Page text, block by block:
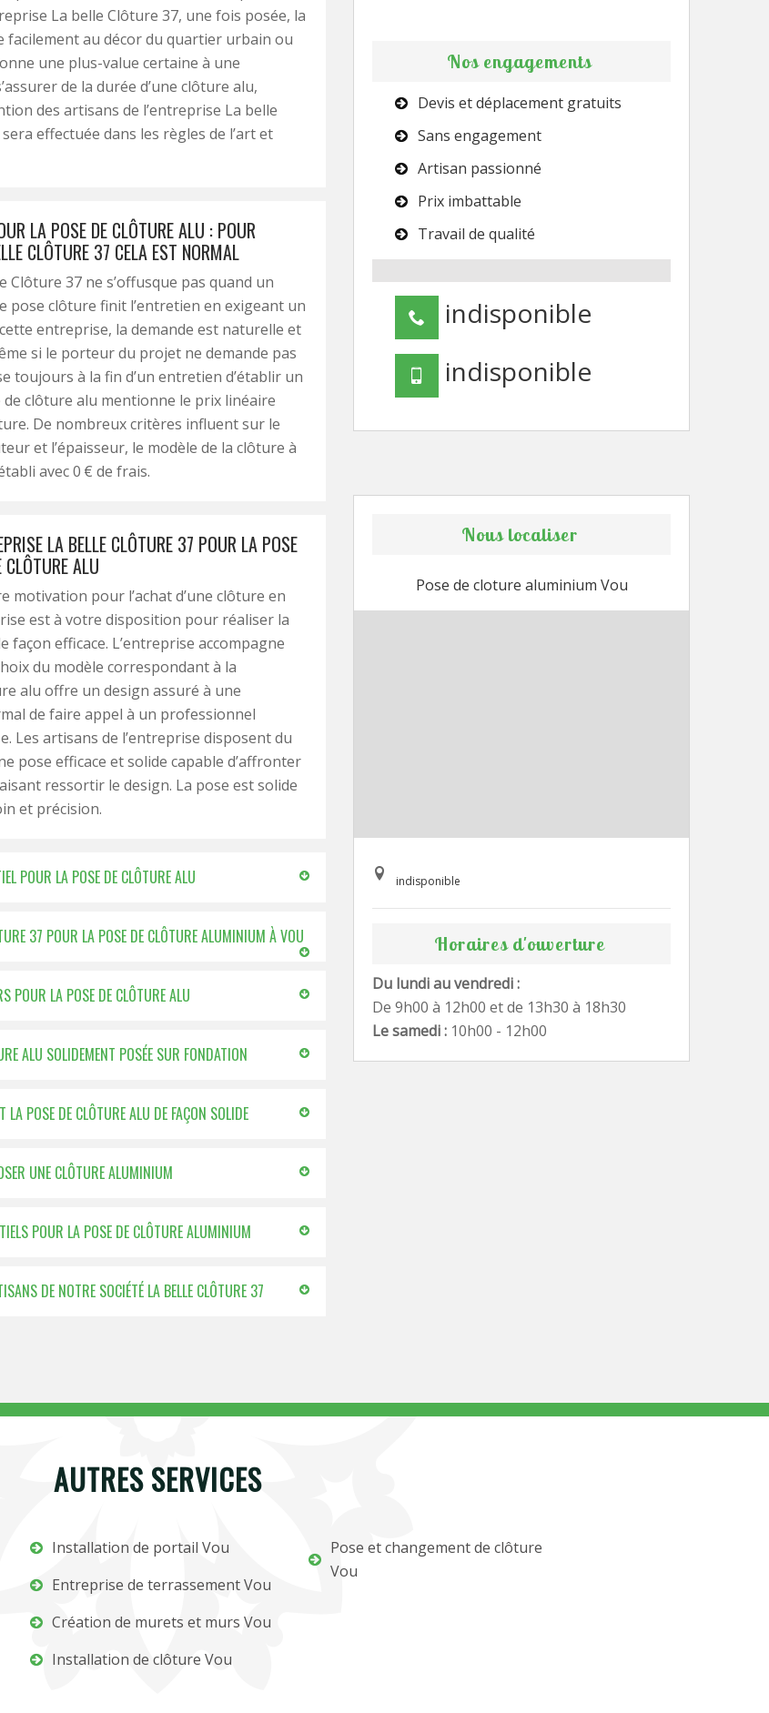
La belle Clôture 37, une fois posée, la
facilement au décor du quartier urbain ou
une plus-value certaine à une
de la durée d’une clôture alu,
des artisans de l’entreprise La belle
effectuée dans les règles de l’art et
LA POSE DE CLÔTURE ALU : POUR
CLÔTURE 37 CELA EST NORMAL
Clôture 37 ne s’offusque pas quand un
pose clôture finit l’entretien en exigeant un
entreprise, la demande est naturelle et
si le porteur du projet ne demande pas
toujours à la fin d’un entretien d’établir un
de clôture alu mentionne le prix linéaire
De nombreux critères influent sur le
et l’épaisseur, le modèle de la clôture à
avec 0 € de frais.
LA BELLE CLÔTURE 37 POUR LA POSE
CLÔTURE ALU
motivation pour l’achat d’une clôture en
est à votre disposition pour réaliser la
façon efficace. L’entreprise accompagne
du modèle correspondant à la
alu offre un design assuré à une
de faire appel à un professionnel
Les artisans de l’entreprise disposent du
pose efficace et solide capable d’affronter
ressortir le design. La pose est solide
et précision.
POUR LA POSE DE CLÔTURE ALU
37 POUR LA POSE DE CLÔTURE ALUMINIUM À VOU
POUR LA POSE DE CLÔTURE ALU
ALU SOLIDEMENT POSÉE SUR FONDATION
POSE DE CLÔTURE ALU DE FAÇON SOLIDE
UNE CLÔTURE ALUMINIUM
POUR LA POSE DE CLÔTURE ALUMINIUM
DE NOTRE SOCIÉTÉ LA BELLE CLÔTURE 37
Nos engagements
Devis et déplacement gratuits
Sans engagement
Artisan passionné
Prix imbattable
Travail de qualité
indisponible
indisponible
Nous localiser
Pose de cloture aluminium Vou
indisponible
Horaires d'ouverture
Du lundi au vendredi :
De 9h00 à 12h00 et de 13h30 à 18h30
Le samedi : 10h00 - 12h00
AUTRES SERVICES
Installation de portail Vou
Entreprise de terrassement Vou
Création de murets et murs Vou
Installation de clôture Vou
Pose et changement de clôture
Vou